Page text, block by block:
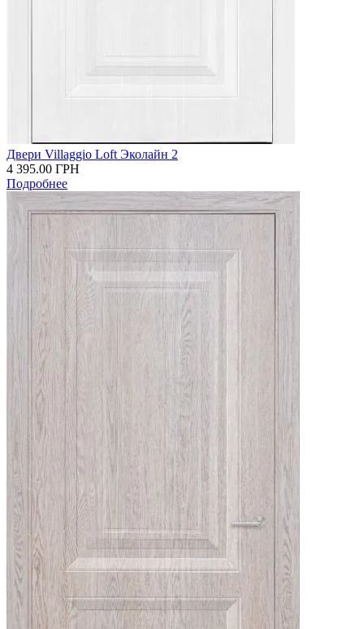
Двери Villaggio Loft Эколайн 2
4 395.00 ГРН
Подробнее